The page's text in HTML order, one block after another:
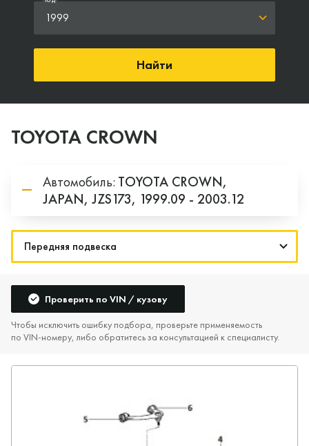
1999
Найти
TOYOTA CROWN
Автомобиль: TOYOTA CROWN,
JAPAN, JZS173, 1999.09 - 2003.12
Проверить по VIN / кузову
Чтобы исключить ошибку подбора, проверьте применяемость
по VIN‑номеру, либо обратитесь за консультацией к специалисту.